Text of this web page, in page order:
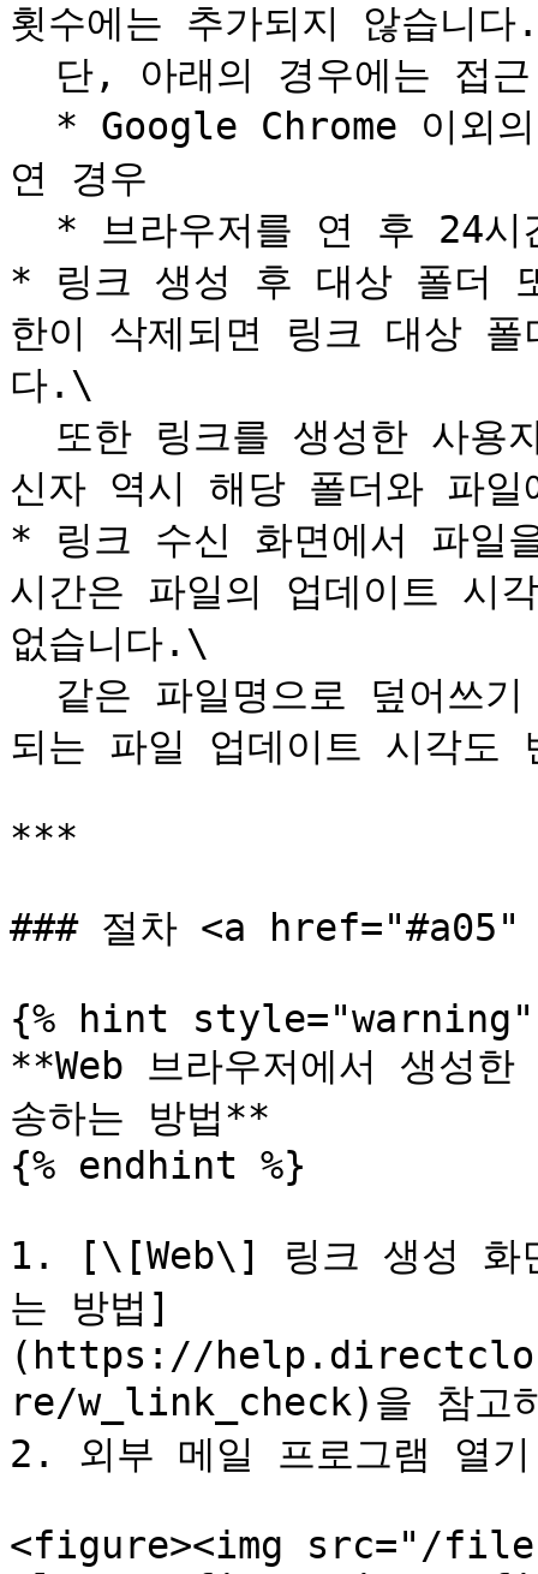
횟수에는 추가되지 않습니
연 경우
* 링크 생성 후 대상 폴더
한이 삭제되면 링크 대상
다.\
신자 역시 해당 폴더와 파
* 링크 수신 화면에서 파일
시간은 파일의 업데이트 시
없습니다.\
되는 파일 업데이트 시각도
***
### 절차 <a
{% hint style="warning"
**Web 브라우저에서 생성
송하는 방법**
{% endhint %}
1. [\[Web\] 링크 생성 화
는 방법]
(https://
re/w_link_check)을 참고
2. 외부 메일 프로그램 열
<figure><img src="/files/